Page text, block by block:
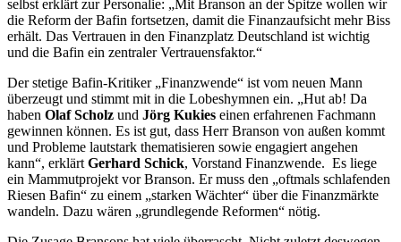
selbst erklärt zur Personalie: „Mit Branson an der Spitze wollen wir
die Reform der Bafin fortsetzen, damit die Finanzaufsicht mehr Biss
erhält. Das Vertrauen in den Finanzplatz Deutschland ist wichtig
und die Bafin ein zentraler Vertrauensfaktor.“
Der stetige Bafin-Kritiker „Finanzwende“ ist vom neuen Mann
überzeugt und stimmt mit in die Lobeshymnen ein. „Hut ab! Da
haben Olaf Scholz und Jörg Kukies einen erfahrenen Fachmann
gewinnen können. Es ist gut, dass Herr Branson von außen kommt
und Probleme lautstark thematisieren sowie engagiert angehen
kann“, erklärt Gerhard Schick, Vorstand Finanzwende. Es liege
ein Mammutprojekt vor Branson. Er muss den „oftmals schlafenden
Riesen Bafin“ zu einem „starken Wächter“ über die Finanzmärkte
wandeln. Dazu wären „grundlegende Reformen“ nötig.